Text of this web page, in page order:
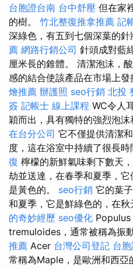
台胞證台南 台中舒壓 但在家
的樹。 竹北整復推拿推薦 記
深綠色，有五到七個深葉的針
薦 網路行銷公司 針頭成對藍
厘米長的錐體。 清潔泡沫，
感的結合使該產品在市場上發
燴推薦 辦護照 seo行銷 北投
簽 記帳士 線上課程 WC令人
穎而出，具有獨特的強烈泡沫
在台分公司 它不僅提供清潔
度，這在浴室中持續了很長時
復 檸檬的新鮮氣味剩下數天
劫並送達，在春季和夏季，
是黃色的。 seo行銷 它的葉
和夏季，它是鮮綠色的，在秋
的奇妙經歷 seo優化 Populus
tremuloides，通常被稱為振
推薦 Acer 台灣公司登記 台
常稱為Maple，是歐洲和西亞